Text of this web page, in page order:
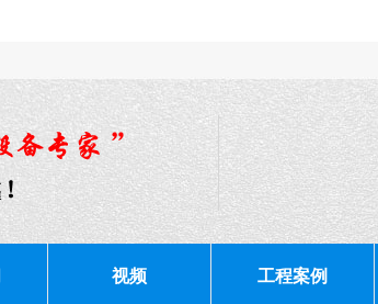
视频 工程案例